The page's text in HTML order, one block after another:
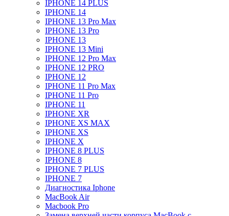
IPHONE 14 PLUS
IPHONE 14
IPHONE 13 Pro Max
IPHONE 13 Pro
IPHONE 13
IPHONE 13 Mini
IPHONE 12 Pro Max
IPHONE 12 PRO
IPHONE 12
IPHONE 11 Pro Max
IPHONE 11 Pro
IPHONE 11
IPHONE XR
IPHONE XS MAX
IPHONE XS
IPHONE X
IPHONE 8 PLUS
IPHONE 8
IPHONE 7 PLUS
IPHONE 7
Диагностика Iphone
MacBook Air
Macbook Pro